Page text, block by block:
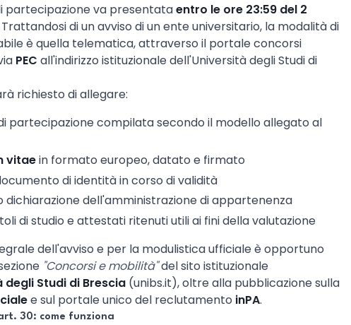
partecipazione va presentataentro le ore 23:59 del 2
Trattandosi di un avviso di un ente universitario, la modalità di
è quella telematica, attraverso il portale concorsi
PEC all'indirizzo istituzionale dell'Università degli Studi di
richiesto di allegare:
partecipazione compilata secondo il modello allegato al
vitaein formato europeo, datato e firmato
di identità in corso di validità
dichiarazione dell'amministrazione di appartenenza
di studio e attestati ritenuti utili ai fini della valutazione
dell'avviso e per la modulistica ufficiale è opportuno
"Concorsi e mobilità"del sito istituzionale
degli Studi di Brescia (unibs.it), oltre alla pubblicazione sulla
e sul portale unico del reclutamento inPA.
30: come funziona